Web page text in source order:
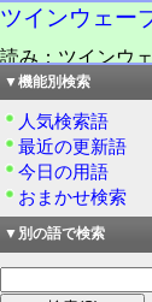
ツインウェー
読み：ツインウ
外語：twin wave
品詞：名詞
DDIポケットの
保つ機能。但し
現在接続中の
機種ではツイン
▼機能別検索
人気検索語
最近の更新語
今日の用語
おまかせ検索
▼別の語で検索